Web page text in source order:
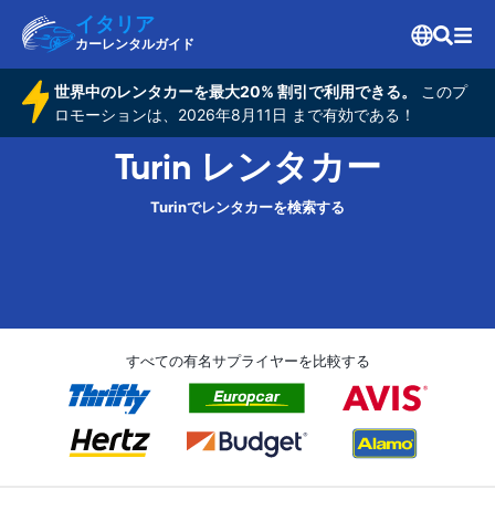
イタリア
カーレンタルガイド
世界中のレンタカーを最大20% 割引で利用できる。
このプ
ロモーションは、2026年8月11日 まで有効である！
Turin レンタカー
Turinでレンタカーを検索する
すべての有名サプライヤーを比較する